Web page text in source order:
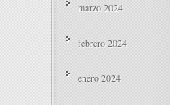
marzo 2024
febrero 2024
enero 2024